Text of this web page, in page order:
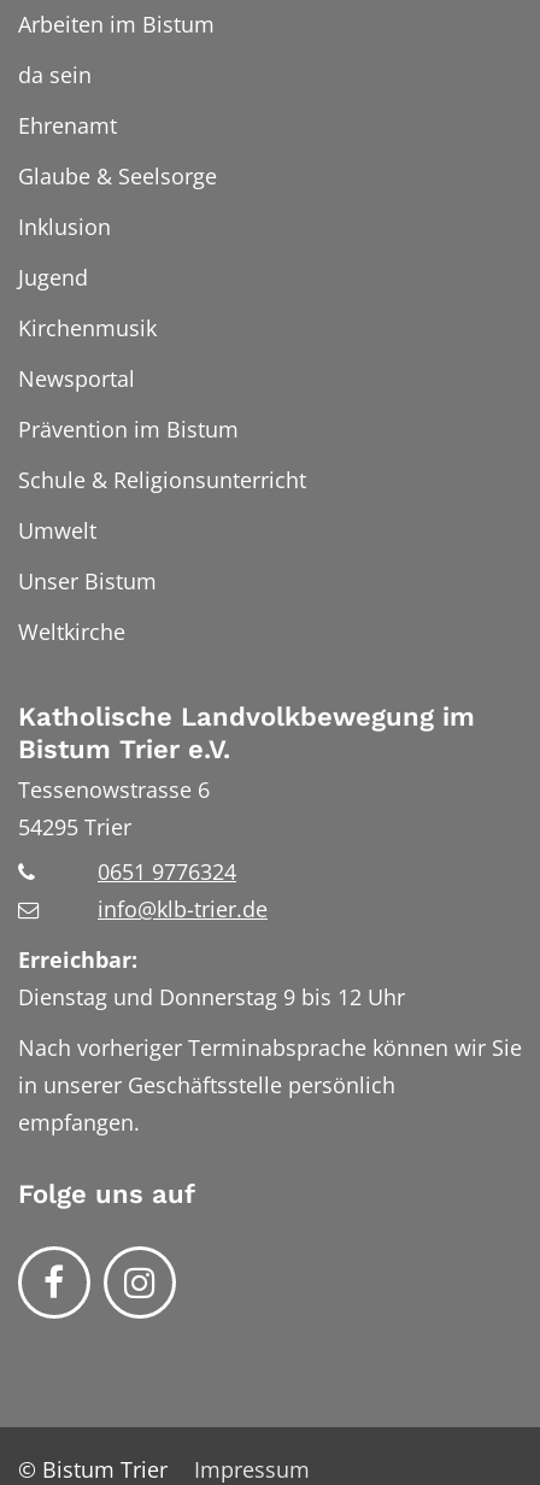
Arbeiten im Bistum
da sein
Ehrenamt
Glaube & Seelsorge
Inklusion
Jugend
Kirchenmusik
Newsportal
Prävention im Bistum
Schule & Religionsunterricht
Umwelt
Unser Bistum
Weltkirche
Katholische Landvolkbewegung im
Bistum Trier e.V.
Tessenowstrasse 6
54295 Trier
0651 9776324
info@klb-trier.de
Erreichbar:
Dienstag und Donnerstag 9 bis 12 Uhr
Nach vorheriger Terminabsprache können wir Sie
in unserer Geschäftsstelle persönlich
empfangen.
Folge uns auf
© Bistum Trier Impressum